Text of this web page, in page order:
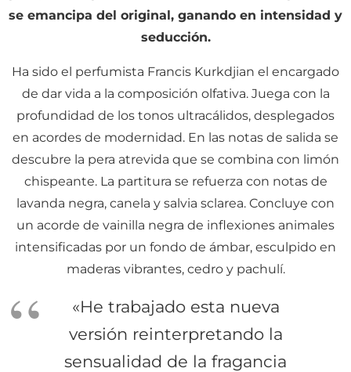
se emancipa del original, ganando en intensidad y
seducción.
Ha sido el perfumista Francis Kurkdjian el encargado
de dar vida a la composición olfativa. Juega con la
profundidad de los tonos ultracálidos, desplegados
en acordes de modernidad. En las notas de salida se
descubre la pera atrevida que se combina con limón
chispeante. La partitura se refuerza con notas de
lavanda negra, canela y salvia sclarea. Concluye con
un acorde de vainilla negra de inflexiones animales
intensificadas por un fondo de ámbar, esculpido en
maderas vibrantes, cedro y pachulí.
«He trabajado esta nueva
versión reinterpretando la
sensualidad de la fragancia